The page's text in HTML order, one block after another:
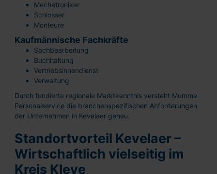
Mechatroniker
Schlosser
Monteure
Kaufmännische Fachkräfte
Sachbearbeitung
Buchhaltung
Vertriebsinnendienst
Verwaltung
Durch fundierte regionale Marktkenntnis versteht Mumme
Personalservice die branchenspezifischen Anforderungen
der Unternehmen in Kevelaer genau.
Standortvorteil Kevelaer –
Wirtschaftlich vielseitig im
Kreis Kleve